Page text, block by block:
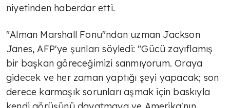
niyetinden haberdar etti.
"Alman Marshall Fonu"ndan uzman Jackson
Janes, AFP'ye şunları söyledi: "Gücü zayıflamış
bir başkan göreceğimizi sanmıyorum. Oraya
gidecek ve her zaman yaptığı şeyi yapacak; son
derece karmaşık sorunları aşmak için baskıyla